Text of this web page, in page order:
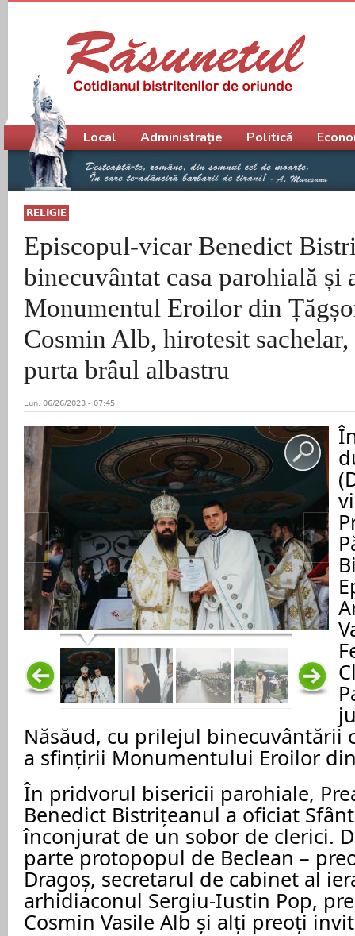
RELIGIE
Episcopul-vicar Benedict
binecuvântat casa parohială și
Monumentul Eroilor din
Cosmin Alb, hirotesit
purta brâul albastru
Lun, 06/26/2023 - 07:45
Năsăud, cu prilejul binecuvântării
a sfințirii Monumentului Eroilor
În pridvorul bisericii parohiale,
Benedict Bistrițeanul a oficiat
înconjurat de un sobor de clerici.
parte protopopul de Beclean –
Dragoș, secretarul de cabinet al
arhidiaconul Sergiu-Iustin Pop,
Cosmin Vasile Alb și alți preoți
Meniu principal
Local Administrație Politică